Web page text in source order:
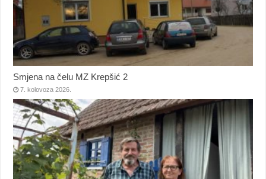
Smjena na čelu MZ Krepšić 2
7. kolovoza 2026.